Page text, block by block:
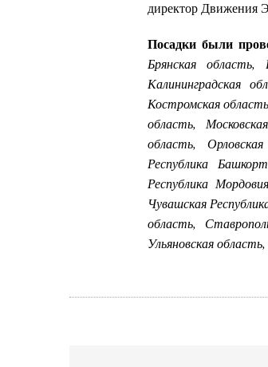
директор Движения
Посадки были
Брянская область,
Калининградская
Костромская
область,
область,
Республика
Республика
Чувашская
область,
Ульяновская